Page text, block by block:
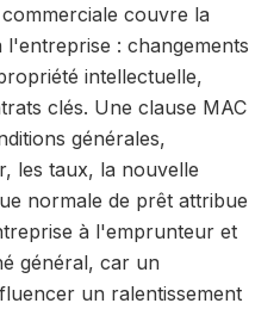
couvre la
: changements
intellectuelle,
clés. Une clause MAC
générales,
les taux, la nouvelle
normale de prêt attribue
à l'emprunteur et
général, car un
un ralentissement